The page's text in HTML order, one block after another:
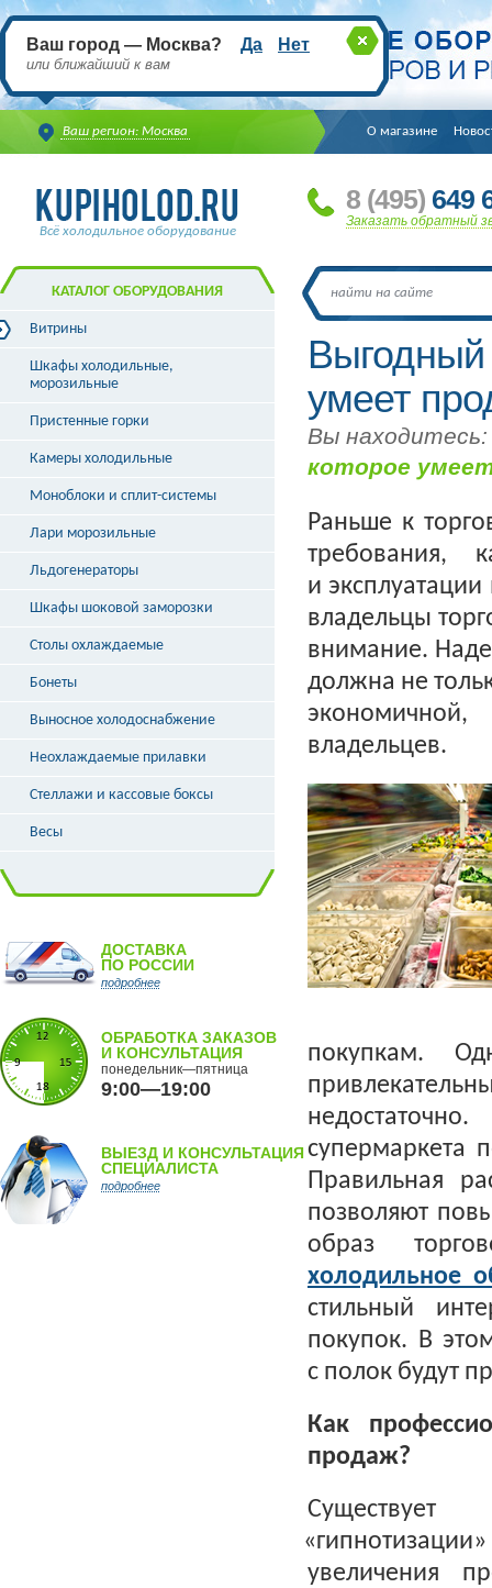
Ваш регион: Москва
Ваш город — Москва? Да Нет
или ближайший к вам
О магазине
Всё холодильное оборудование
8 (495) 649
Заказать обратный
Выгодный
умеет
Вы находитесь:
которое
Раньше к
требования,
и
владельцы
внимание.
должна не
владельцев.
покупкам.
супермаркета
Правильная
позволяют
образ
холодильное
стильный
покупок. В
с полок будут
Как
продаж?
Существует
«
увеличения
КАТАЛОГ ОБОРУДОВАНИЯ
Витрины
Витрины холодильные
Витрины морозильные
Витрины кондитерские
Витрины угловые
Витрины «рыба на льду»
Шкафы холодильные,
морозильные
Пристенные горки
Камеры холодильные
Моноблоки и сплит-системы
Лари морозильные
Льдогенераторы
Шкафы шоковой заморозки
Столы охлаждаемые
Бонеты
Выносное холодоснабжение
Неохлаждаемые прилавки
Стеллажи и кассовые боксы
Весы
ДОСТАВКА
ПО РОССИИ
подробнее
ОБРАБОТКА ЗАКАЗОВ
И КОНСУЛЬТАЦИЯ
понедельник—пятница
9:00—19:00
ВЫЕЗД И КОНСУЛЬТАЦИЯ
СПЕЦИАЛИСТА
подробнее